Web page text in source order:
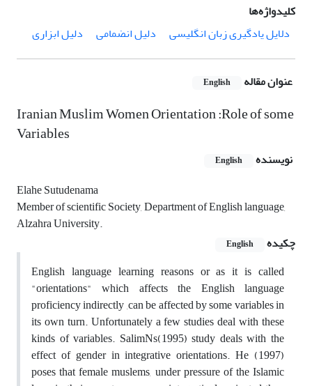
کلیدواژه‌ها
دلایل یادگیری زبان انگلیسی
دلیل انضمامی دلیل ابزاری
عنوان مقاله English
Iranian Muslim Women Orientation :Role of some
Variables
نویسنده English
Elahe Sutudenama
Member of scientific Society, Department of English language,
Alzahra University.
چکیده
English
English language learning reasons or as it is called
"orientations" which affects the English language
proficiency indirectly ,can be affected by some variables in
its own turn. Unfortunately a few studies deal with these
kinds of variables. SalimNs(1995) study deals with the
effect of gender in integrative orientations. He (1997)
poses that female muslems, under pressure of the Islamic